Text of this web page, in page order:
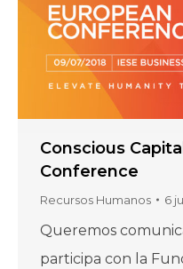
Conscious
Conference
Recursos Humanos 6
Queremos
participa con la